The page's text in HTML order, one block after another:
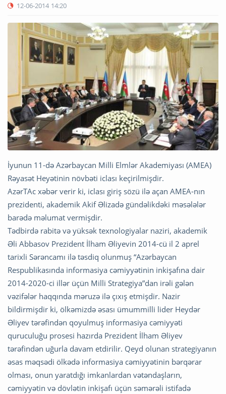
12-06-2014 14:20
İyunun 11-də Azərbaycan Milli Elmlər Akademiyası (AMEA)
Rəyasət Heyətinin növbəti iclası keçirilmişdir.
AzərTAc xəbər verir ki, iclası giriş sözü ilə açan AMEA-nın
prezidenti, akademik Akif Əlizadə gündəlikdəki məsələlər
barədə məlumat vermişdir.
Tədbirdə rabitə və yüksək texnologiyalar naziri, akademik
Əli Abbasov Prezident İlham Əliyevin 2014-cü il 2 aprel
tarixli Sərəncamı ilə təsdiq olunmuş “Azərbaycan
Respublikasında informasiya cəmiyyətinin inkişafına dair
2014-2020-ci illər üçün Milli Strategiya”dan irəli gələn
vəzifələr haqqında məruzə ilə çıxış etmişdir. Nazir
bildirmişdir ki, ölkəmizdə əsası ümummilli lider Heydər
Əliyev tərəfindən qoyulmuş informasiya cəmiyyəti
quruculuğu prosesi hazırda Prezident İlham Əliyev
tərəfindən uğurla davam etdirilir. Qeyd olunan strategiyanın
əsas məqsədi ölkədə informasiya cəmiyyətinin bərqərar
olması, onun yaratdığı imkanlardan vətəndaşların,
cəmiyyətin və dövlətin inkişafı üçün səmərəli istifadə